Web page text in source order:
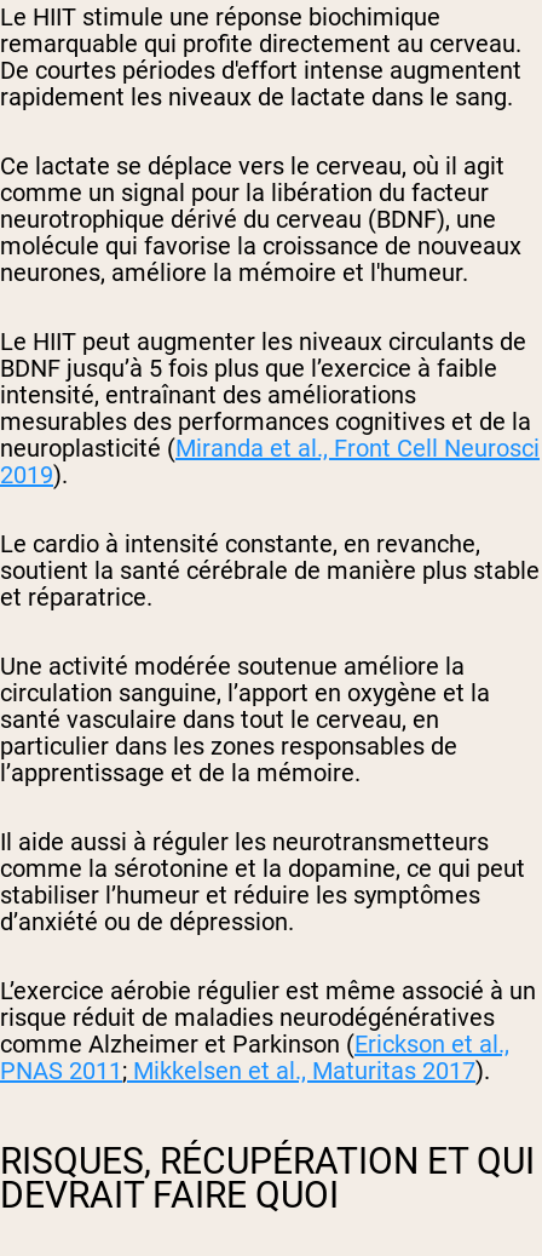
Le HIIT stimule une réponse biochimique
remarquable qui profite directement au cerveau.
De courtes périodes d'effort intense augmentent
rapidement les niveaux de lactate dans le sang.
Ce lactate se déplace vers le cerveau, où il agit
comme un signal pour la libération du facteur
neurotrophique dérivé du cerveau (BDNF), une
molécule qui favorise la croissance de nouveaux
neurones, améliore la mémoire et l'humeur.
Le HIIT peut augmenter les niveaux circulants de
BDNF jusqu’à 5 fois plus que l’exercice à faible
intensité, entraînant des améliorations
mesurables des performances cognitives et de la
neuroplasticité (Miranda et al., Front Cell Neurosci
2019).
Le cardio à intensité constante, en revanche,
soutient la santé cérébrale de manière plus stable
et réparatrice.
Une activité modérée soutenue améliore la
circulation sanguine, l’apport en oxygène et la
santé vasculaire dans tout le cerveau, en
particulier dans les zones responsables de
l’apprentissage et de la mémoire.
Il aide aussi à réguler les neurotransmetteurs
comme la sérotonine et la dopamine, ce qui peut
stabiliser l’humeur et réduire les symptômes
d’anxiété ou de dépression.
L’exercice aérobie régulier est même associé à un
risque réduit de maladies neurodégénératives
comme Alzheimer et Parkinson (Erickson et al.,
PNAS 2011; Mikkelsen et al., Maturitas 2017).
RISQUES, RÉCUPÉRATION ET QUI
DEVRAIT FAIRE QUOI